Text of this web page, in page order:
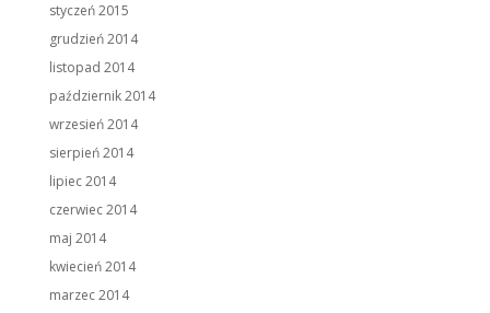
styczeń 2015
grudzień 2014
listopad 2014
październik 2014
wrzesień 2014
sierpień 2014
lipiec 2014
czerwiec 2014
maj 2014
kwiecień 2014
marzec 2014